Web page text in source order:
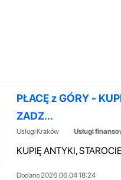
PŁACĘ z GÓRY -
ZADZ...
Usługi Kraków Usługi
Dodano 2026.06.04 18:24